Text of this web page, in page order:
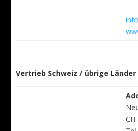
Vertrieb Schweiz / übrige Länder